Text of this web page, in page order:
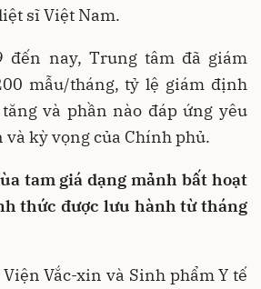
sĩ Việt Nam.
đến nay, Trung tâm đã giám
mẫu/tháng, tỷ lệ giám định
và phần nào đáp ứng yêu
và kỳ vọng của Chính phủ.
tam giá dạng mảnh bất hoạt
thức được lưu hành từ tháng
Vắc-xin và Sinh phẩm Y tế